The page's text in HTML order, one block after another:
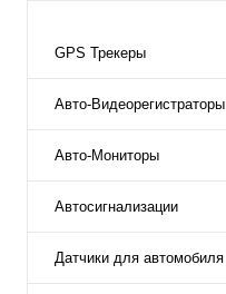
GPS Трекеры
Авто-Видеорегистраторы
Авто-Мониторы
Автосигнализации
Датчики для автомобиля